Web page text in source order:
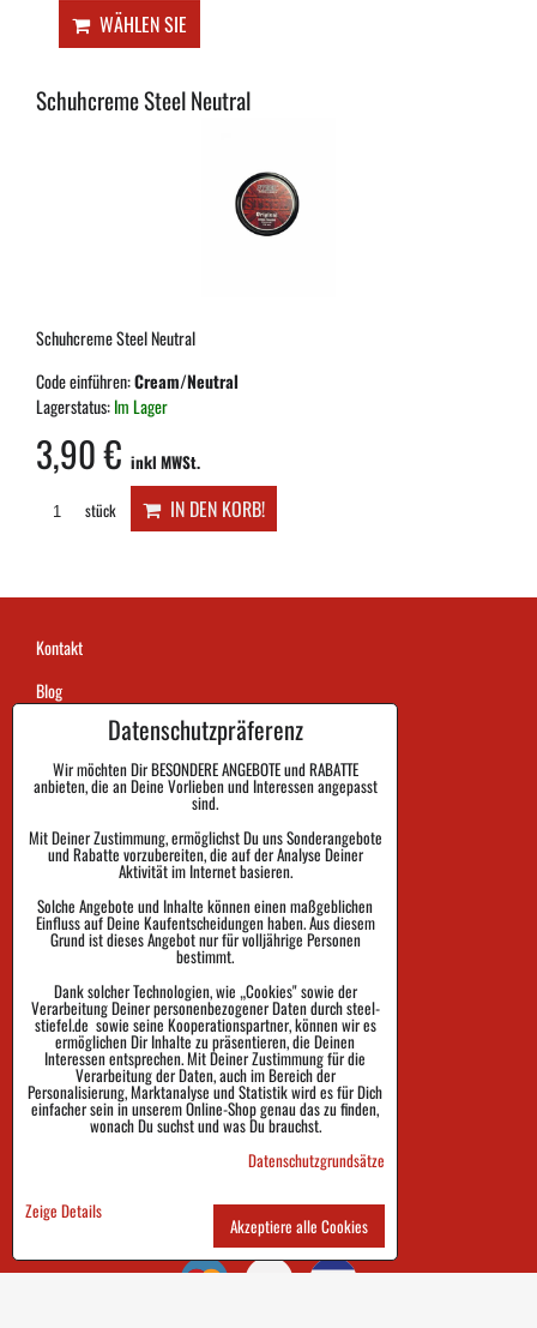
WÄHLEN SIE
Schuhcreme Steel Neutral
Schuhcreme Steel Neutral
Code einführen:Cream/Neutral
Lagerstatus:Im Lager
3,90 € inkl MWSt.
stück IN DEN KORB!
Kontakt
Blog
Markenhistorie
Dauer der Auftragsausführung
Zahlung
Warenrückgabe und Reklamation
Größe
Impressum
Schutz der Privatsphäre
Geschäftsbedingungen
Datenschutzpräferenz
Wir möchten Dir BESONDERE ANGEBOTE und RABATTE
anbieten, die an Deine Vorlieben und Interessen angepasst
sind.
Mit Deiner Zustimmung, ermöglichst Du uns Sonderangebote
und Rabatte vorzubereiten, die auf der Analyse Deiner
Aktivität im Internet basieren.
Solche Angebote und Inhalte können einen maßgeblichen
Einfluss auf Deine Kaufentscheidungen haben. Aus diesem
Grund ist dieses Angebot nur für volljährige Personen
bestimmt.
Dank solcher Technologien, wie „Cookies" sowie der
Verarbeitung Deiner personenbezogener Daten durch steel-
stiefel.de sowie seine Kooperationspartner, können wir es
ermöglichen Dir Inhalte zu präsentieren, die Deinen
Interessen entsprechen. Mit Deiner Zustimmung für die
Verarbeitung der Daten, auch im Bereich der
Personalisierung, Marktanalyse und Statistik wird es für Dich
einfacher sein in unserem Online-Shop genau das zu finden,
wonach Du suchst und was Du brauchst.
Datenschutzgrundsätze
Zeige Details
Akzeptiere alle Cookies